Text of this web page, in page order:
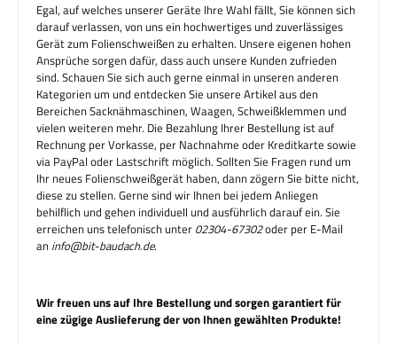
Egal, auf welches unserer Geräte Ihre Wahl fällt, Sie können sich
darauf verlassen, von uns ein hochwertiges und zuverlässiges
Gerät zum Folienschweißen zu erhalten. Unsere eigenen hohen
Ansprüche sorgen dafür, dass auch unsere Kunden zufrieden
sind. Schauen Sie sich auch gerne einmal in unseren anderen
Kategorien um und entdecken Sie unsere Artikel aus den
Bereichen Sacknähmaschinen, Waagen, Schweißklemmen und
vielen weiteren mehr. Die Bezahlung Ihrer Bestellung ist auf
Rechnung per Vorkasse, per Nachnahme oder Kreditkarte sowie
via PayPal oder Lastschrift möglich. Sollten Sie Fragen rund um
Ihr neues Folienschweißgerät haben, dann zögern Sie bitte nicht,
diese zu stellen. Gerne sind wir Ihnen bei jedem Anliegen
behilflich und gehen individuell und ausführlich darauf ein. Sie
erreichen uns telefonisch unter 02304-67302oder per E-Mail
an info@bit-baudach.de.
Wir freuen uns auf Ihre Bestellung und sorgen garantiert für
eine zügige Auslieferung der von Ihnen gewählten Produkte!